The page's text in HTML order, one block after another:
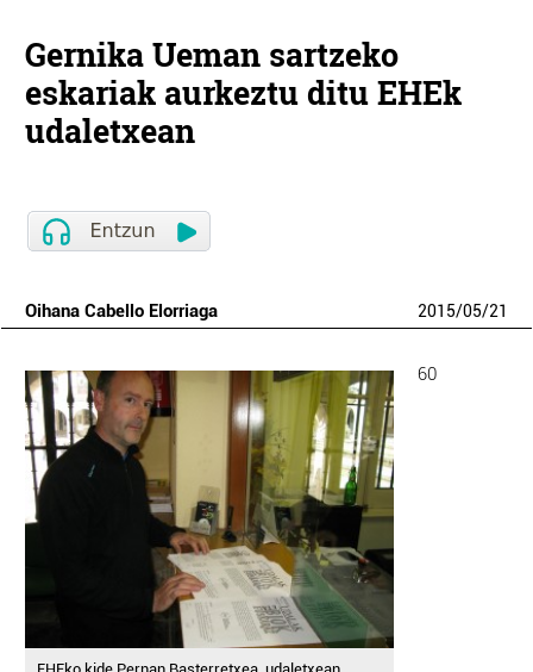
Gernika Ueman sartzeko
eskariak aurkeztu ditu EHEk
udaletxean
Oihana Cabello Elorriaga 2015/05/21
EHEko kide Pernan Basterretxea, udaletxean
60